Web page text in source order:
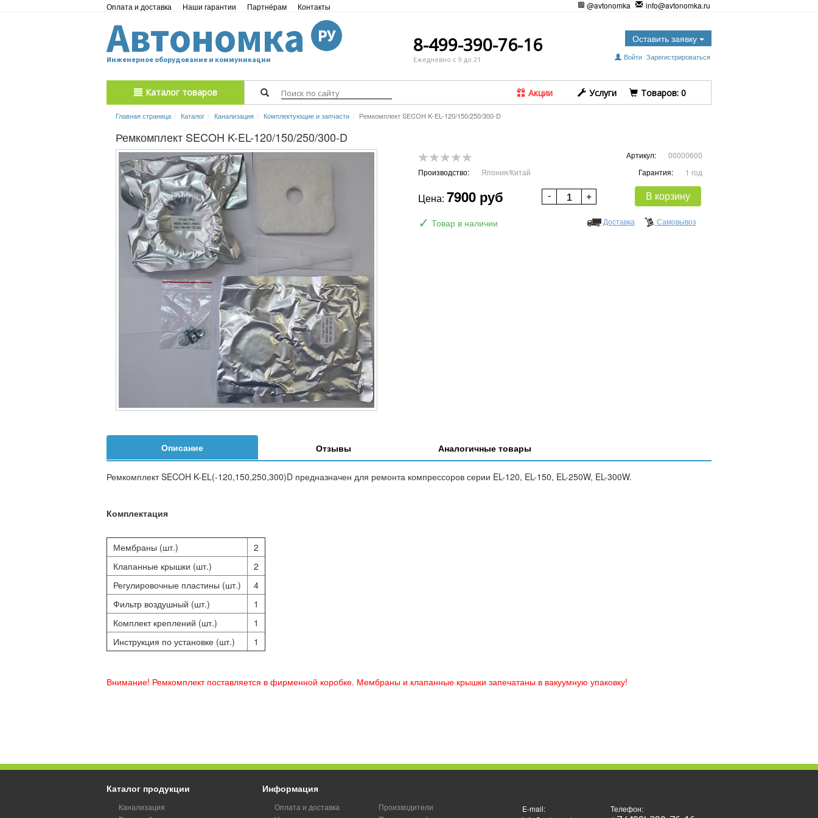
Оплата и доставка Наши гарантии Партнёрам Контакты @avtonomka info@avtonomka.ru
Автономка РУ
Инженерное оборудование и коммуникации
8-499-390-76-16
Ежедневно с 9 до 21
Оставить заявку
Войти Зарегистрироваться
Каталог товаров Акции Услуги Tоваров:0
Главная страница Каталог Канализация Комплектующие и запчасти Ремкомплект SECOH K-EL-120/150/250/300-D
Ремкомплект SECOH K-EL-120/150/250/300-D
Артикул:
00000600
Производство:
Япония/Китай Гарантия: 1 год
Цена: 7900 руб В корзину
✓ Товар в наличии Доставка Самовывоз
Описание Отзывы Аналогичные товары
Ремкомплект SECOH K-EL(-120,150,250,300)D предназначен для ремонта компрессоров серии EL-120, EL-150, EL-250W, EL-300W.
Комплектация
Мембраны (шт.)
2
Клапанные крышки (шт.)
2
Регулировочные пластины (шт.)
4
Фильтр воздушный (шт.)
1
Комплект креплений (шт.)
1
Инструкция по установке (шт.)
1
Внимание! Ремкомплект поставляется в фирменной коробке. Мембраны и клапанные крышки запечатаны в вакуумную упаковку!
Каталог продукции
Канализация
Информация
Оплата и доставка
Производители
E-mail:
Телефон: